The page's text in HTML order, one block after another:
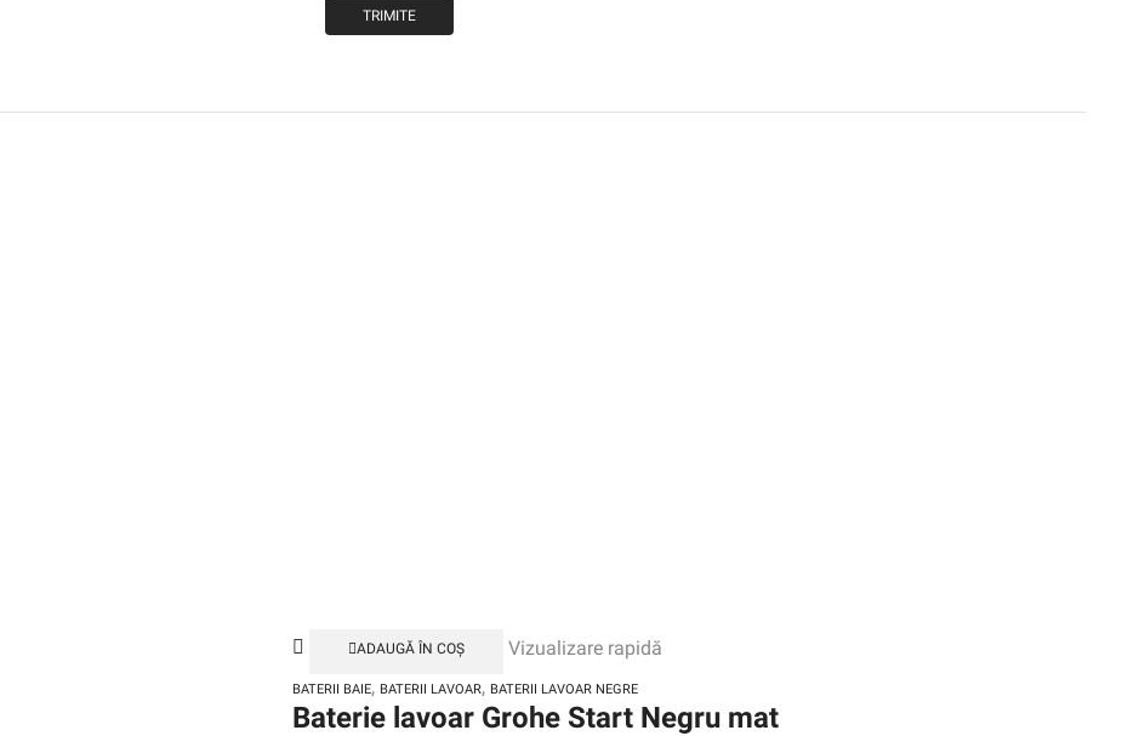
ADAUGĂ ÎN COȘ Vizualizare rapidă
BATERII BAIE, BATERII LAVOAR, BATERII LAVOAR NEGRE
Baterie lavoar Grohe Start Negru mat